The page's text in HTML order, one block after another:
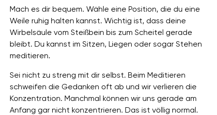
Mach es dir bequem. Wähle eine Position, die du eine
Weile ruhig halten kannst. Wichtig ist, dass deine
Wirbelsäule vom Steißbein bis zum Scheitel gerade
bleibt. Du kannst im Sitzen, Liegen oder sogar Stehen
meditieren.
Sei nicht zu streng mit dir selbst. Beim Meditieren
schweifen die Gedanken oft ab und wir verlieren die
Konzentration. Manchmal können wir uns gerade am
Anfang gar nicht konzentrieren. Das ist völlig normal.